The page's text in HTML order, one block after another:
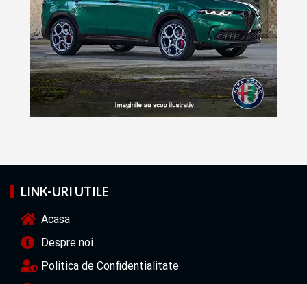
LINK-URI UTILE
Acasa
Despre noi
Politica de Confidentialitate